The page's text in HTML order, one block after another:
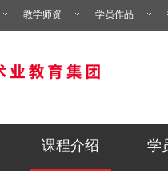
教学师资 学员作品
课程介绍 学